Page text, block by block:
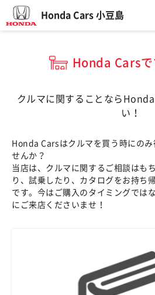
Honda Cars 小豆島
Honda Carsで
クルマに関することなら
い！
Honda Carsはクルマを買う時にの
せんか？
当店は、クルマに関するご相談はも
り、試乗したり、カタログをお持ち
です。今はご購入のタイミングでは
にご来店くださいませ！